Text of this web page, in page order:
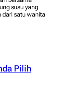
susu yang
dari satu wanita
Pilih